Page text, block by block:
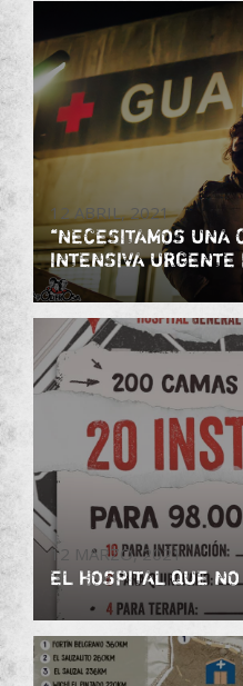
Salud
12 ABRIL, 2021
“NECESITAMOS UNA
INTENSIVA URGENTE
CABA
12 MARZO, 2021
EL HOSPITAL QUE